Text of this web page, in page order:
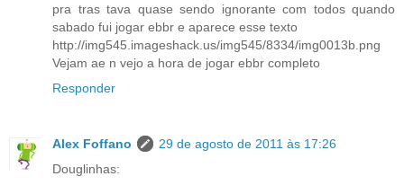
pra tras tava quase sendo ignorante com todos quando
sabado fui jogar ebbr e aparece esse texto
http://img545.imageshack.us/img545/8334/img0013b.png
Vejam ae n vejo a hora de jogar ebbr completo
Responder
Alex Foffano
29 de agosto de 2011 às 17:26
Douglinhas: